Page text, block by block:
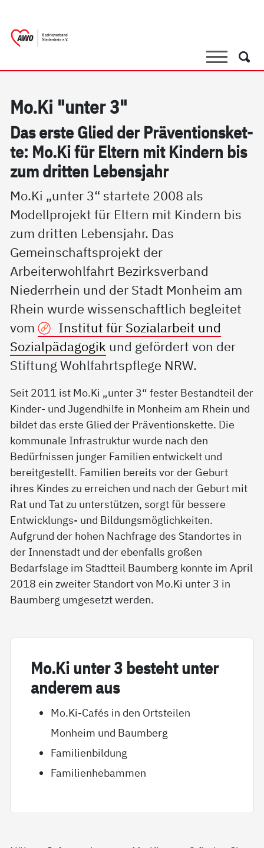
SucheSuche
Mo.Ki "un­ter 3"
Das ers­te Glied der Präv­en­ti­ons­ket­
te: Mo.Ki für El­tern mit Kin­dern bis
zum drit­ten Le­bens­jahr
Mo.Ki „unter 3“ startete 2008 als
Modellprojekt für Eltern mit Kindern bis
zum dritten Lebensjahr. Das
Gemeinschaftsprojekt der
Arbeiterwohlfahrt Bezirksverband
Niederrhein und der Stadt Monheim am
Rhein wurde wissenschaftlich begleitet
vom
Institut für Sozialarbeit und
Sozialpädagogik und gefördert von der
Stiftung Wohlfahrtspflege NRW.
Seit 2011 ist Mo.Ki „unter 3“ fester Bestandteil der
Kinder- und Jugendhilfe in Monheim am Rhein und
bildet das erste Glied der Präventionskette. Die
kommunale Infrastruktur wurde nach den
Bedürfnissen junger Familien entwickelt und
bereitgestellt. Familien bereits vor der Geburt
ihres Kindes zu erreichen und nach der Geburt mit
Rat und Tat zu unterstützen, sorgt für bessere
Entwicklungs- und Bildungsmöglichkeiten.
Aufgrund der hohen Nachfrage des Standortes in
der Innenstadt und der ebenfalls großen
Bedarfslage im Stadtteil Baumberg konnte im April
2018 ein zweiter Standort von Mo.Ki unter 3 in
Baumberg umgesetzt werden.
Mo.Ki un­ter 3 be­steht un­ter
an­de­rem aus
Mo.Ki-Cafés in den Ortsteilen
Monheim und Baumberg
Familienbildung
Familienhebammen